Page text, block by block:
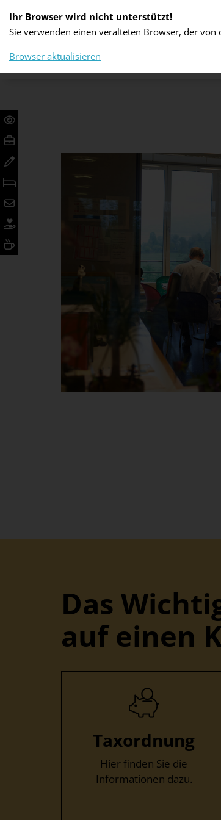
Das
auf einen
Taxordnung
Hier finden Sie die
Informationen dazu.
Ihr Browser wird nicht unterstützt!
Sie verwenden einen veralteten Browser, der
Browser aktualisieren